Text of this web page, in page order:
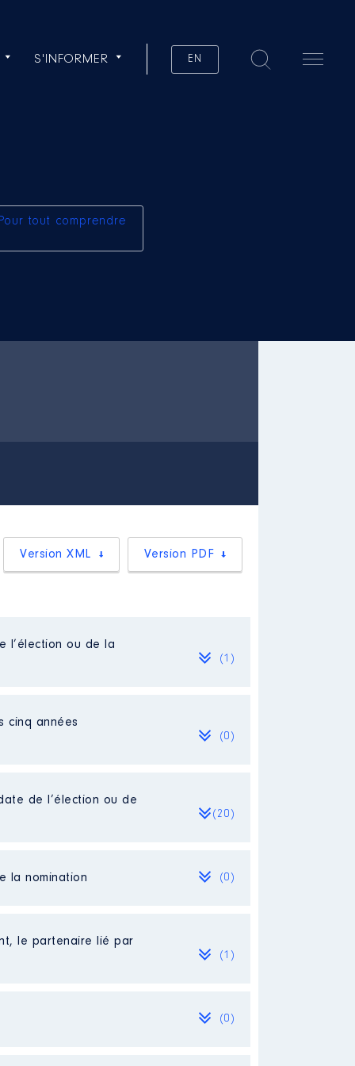
S'INFORMER EN
tout comprendre
Version PDF
Version XML
l’élection ou de la
(1)
cinq années
(0)
de l’élection ou de
(20)
la nomination (0)
le partenaire lié par
(1)
(0)